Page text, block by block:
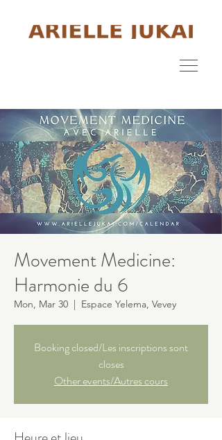
Movement Medicine:
Harmonie du 6
Mon, Mar 30
  |
Espace Yelema, Vevey
Booking closed/Les inscriptions sont
closes
Other events/Autres cours